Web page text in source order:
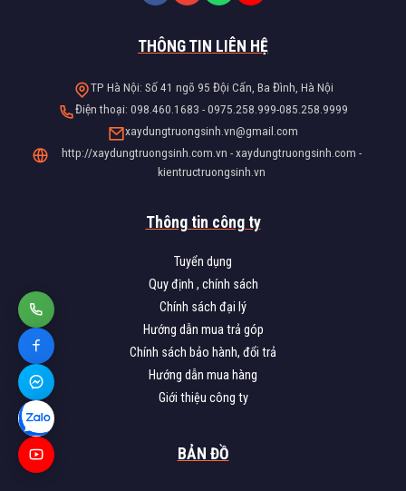
THÔNG TIN LIÊN HỆ
TP Hà Nội: Số 41 ngõ 95 Đội Cấn, Ba Đình, Hà Nội
Điện thoại: 098.460.1683 - 0975.258.999-085.258.9999
xaydungtruongsinh.vn@gmail.com
http://xaydungtruongsinh.com.vn - xaydungtruongsinh.com -
kientructruongsinh.vn
Thông tin công ty
Tuyển dụng
Quy định , chính sách
Chính sách đại lý
Hướng dẫn mua trả góp
Chính sách bảo hành, đổi trả
Hướng dẫn mua hàng
Giới thiệu công ty
BẢN ĐỒ